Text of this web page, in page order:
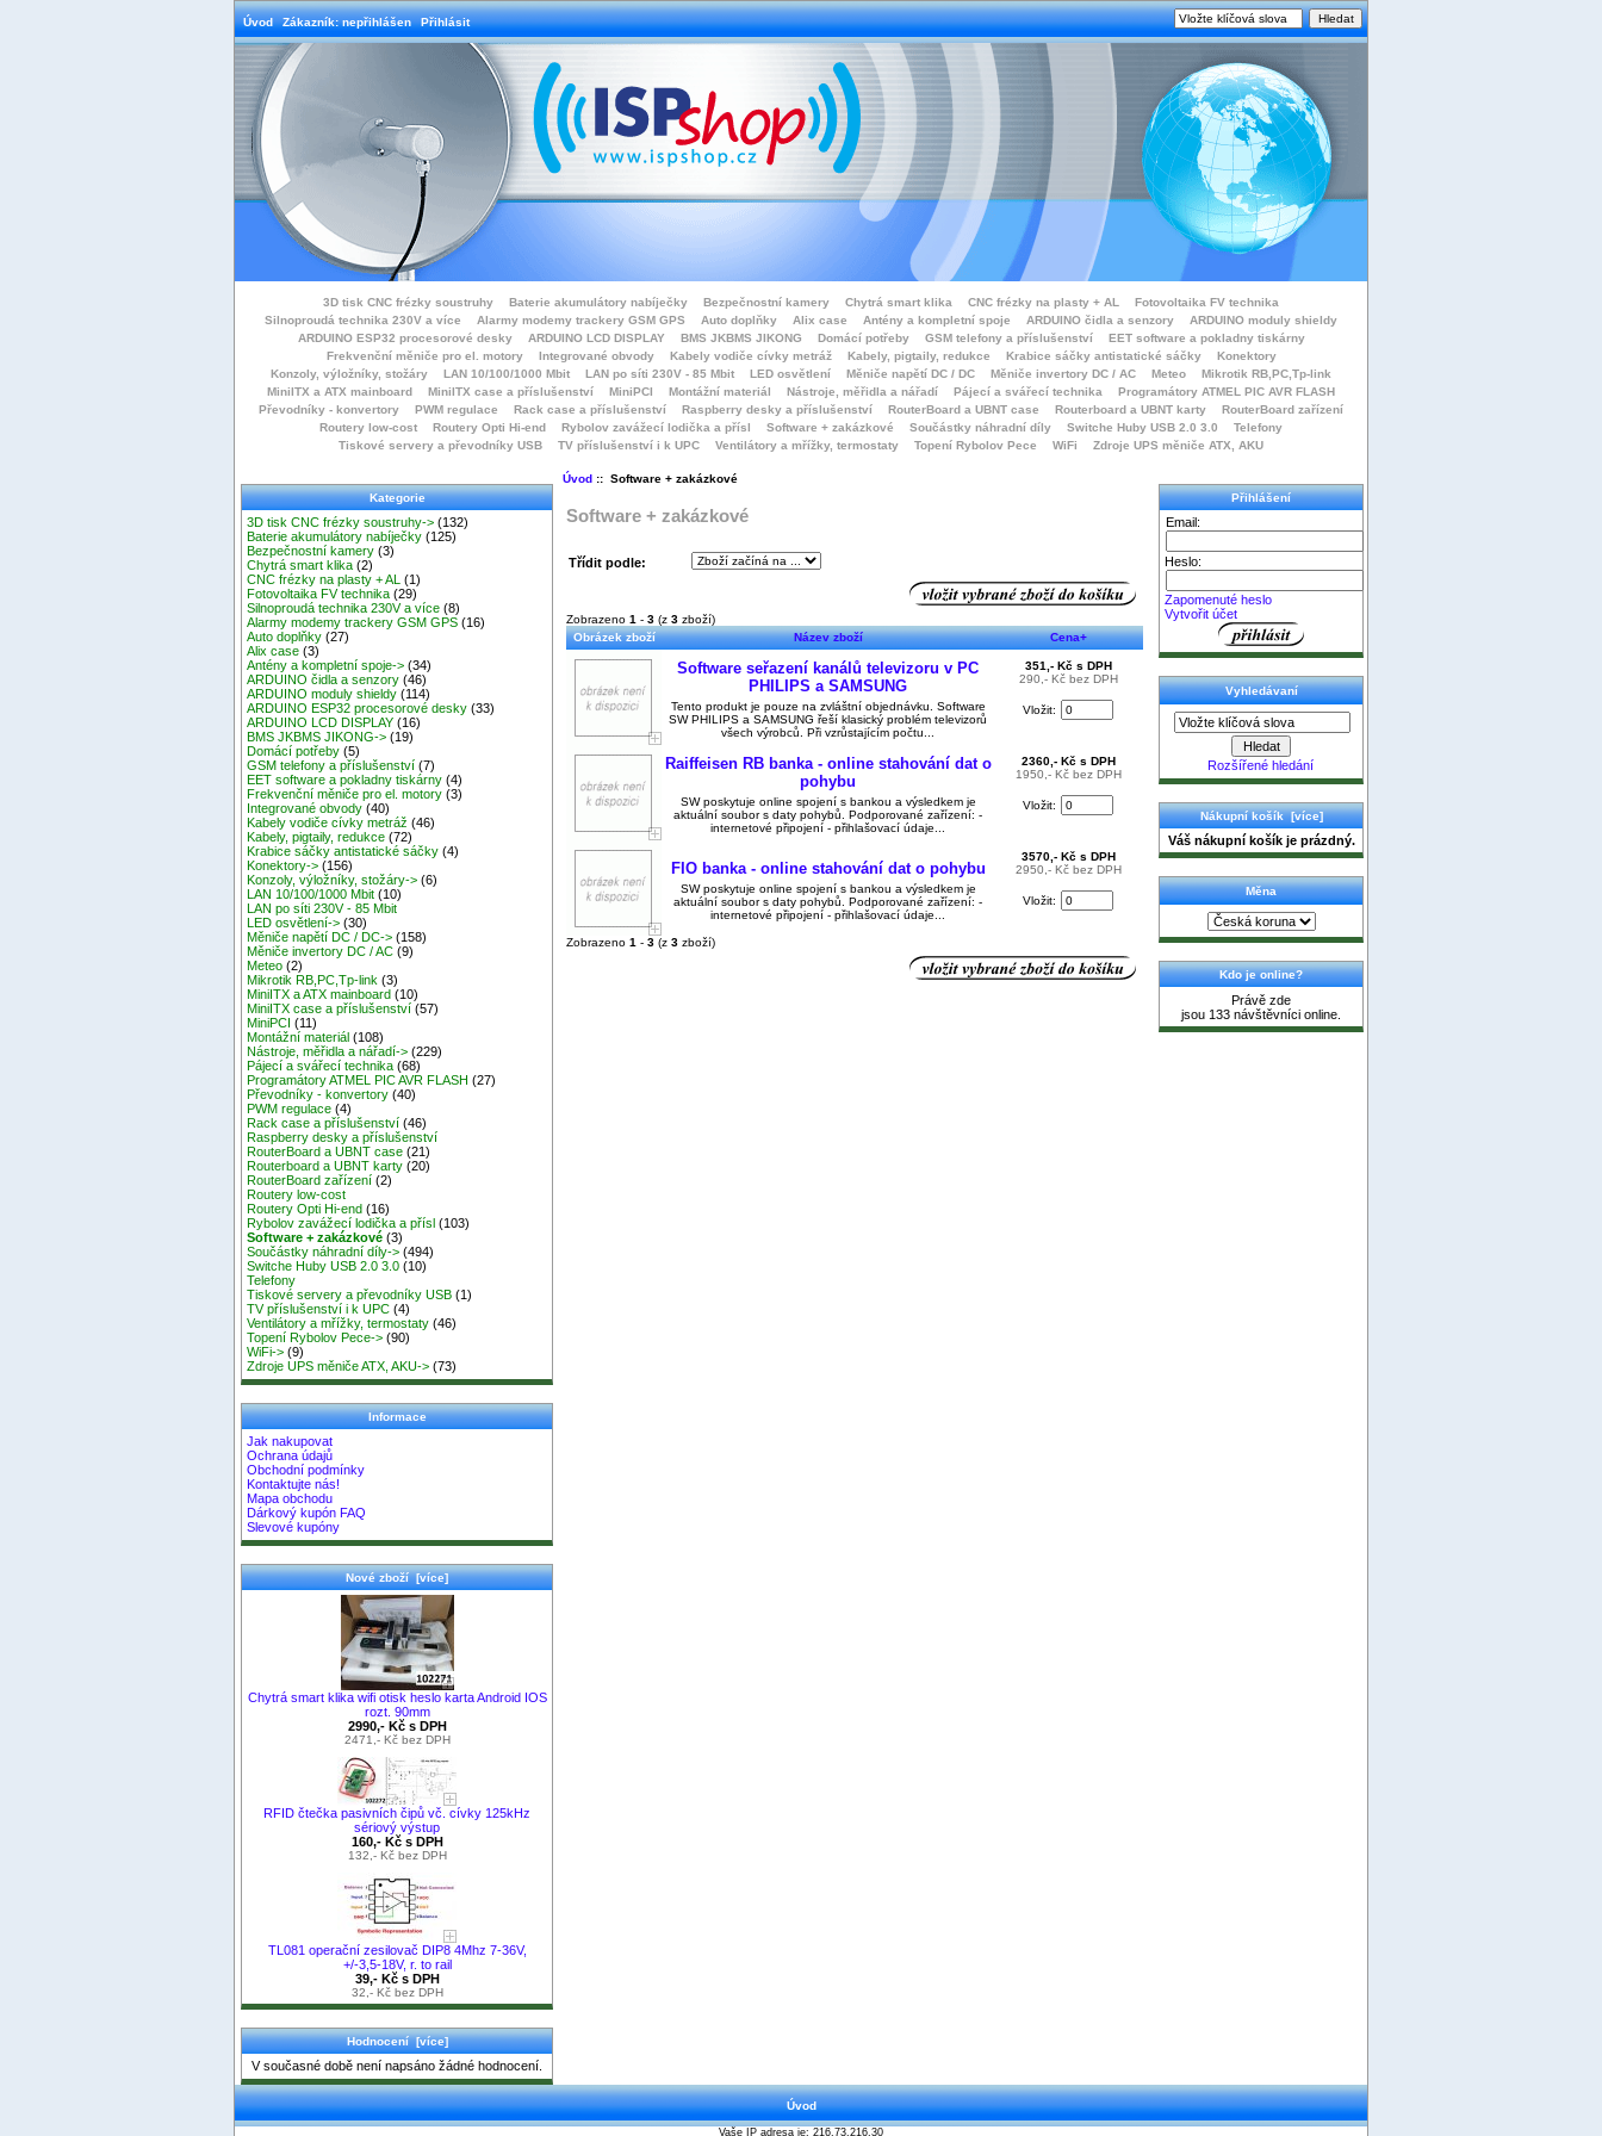
Úvod Zákazník: nepřihlášen Přihlásit
3D tisk CNC frézky soustruhy Baterie akumulátory nabíječky Bezpečnostní kamery Chytrá smart klika CNC frézky na plasty + AL
Fotovoltaika FV technika
Silnoproudá technika 230V a více
Alarmy modemy trackery GSM GPS Auto doplňky Alix case Antény a kompletní spoje ARDUINO čidla a senzory
ARDUINO moduly shieldy
ARDUINO ESP32 procesorové desky
ARDUINO LCD DISPLAY BMS JKBMS JIKONG Domácí potřeby GSM telefony a příslušenství
EET software a pokladny tiskárny
Frekvenční měniče pro el. motory
Integrované obvody Kabely vodiče cívky metráž Kabely, pigtaily, redukce Krabice sáčky antistatické sáčky
Konektory
Konzoly, výložníky, stožáry
LAN 10/100/1000 Mbit LAN po síti 230V - 85 Mbit LED osvětlení Měniče napětí DC / DC Měniče invertory DC / AC Meteo
Mikrotik RB,PC,Tp-link
MiniITX a ATX mainboard
MiniITX case a příslušenství MiniPCI Montážní materiál Nástroje, měřidla a nářadí Pájecí a svářecí technika
Programátory ATMEL PIC AVR FLASH
Převodníky - konvertory
PWM regulace Rack case a příslušenství Raspberry desky a příslušenství RouterBoard a UBNT case Routerboard a UBNT karty
RouterBoard zařízení
Routery low-cost
Routery Opti Hi-end Rybolov zavážecí lodička a přísl Software + zakázkové Součástky náhradní díly Switche Huby USB 2.0 3.0
Telefony
Tiskové servery a převodníky USB
TV příslušenství i k UPC Ventilátory a mřížky, termostaty Topení Rybolov Pece WiFi Zdroje UPS měniče ATX, AKU
Kategorie
3D tisk CNC frézky soustruhy-> (132)
Baterie akumulátory nabíječky (125)
Bezpečnostní kamery (3)
Chytrá smart klika (2)
CNC frézky na plasty + AL
(1)
Fotovoltaika FV technika (29)
Silnoproudá technika 230V a více (8)
Alarmy modemy trackery GSM GPS (16)
Auto doplňky (27)
Alix case (3)
Antény a kompletní spoje-> (34)
ARDUINO čidla a senzory (46)
ARDUINO moduly shieldy (114)
ARDUINO ESP32 procesorové desky (33)
ARDUINO LCD DISPLAY (16)
BMS JKBMS JIKONG-> (19)
Domácí potřeby (5)
GSM telefony a příslušenství (7)
EET software a pokladny tiskárny (4)
Frekvenční měniče pro el. motory (3)
Integrované obvody (40)
Kabely vodiče cívky metráž (46)
Kabely, pigtaily, redukce (72)
Krabice sáčky antistatické sáčky (4)
Konektory-> (156)
Konzoly, výložníky, stožáry-> (6)
LAN 10/100/1000 Mbit (10)
LAN po síti 230V - 85 Mbit
LED osvětlení-> (30)
Měniče napětí DC / DC-> (158)
Měniče invertory DC / AC (9)
Meteo (2)
Mikrotik RB,PC,Tp-link (3)
MiniITX a ATX mainboard (10)
MiniITX case a příslušenství (57)
MiniPCI (11)
Montážní materiál (108)
Nástroje, měřidla a nářadí-> (229)
Pájecí a svářecí technika (68)
Programátory ATMEL PIC AVR FLASH (27)
Převodníky - konvertory (40)
PWM regulace (4)
Rack case a příslušenství (46)
Raspberry desky a příslušenství
RouterBoard a UBNT case (21)
Routerboard a UBNT karty (20)
RouterBoard zařízení (2)
Routery low-cost
Routery Opti Hi-end (16)
Rybolov zavážecí lodička a přísl (103)
Software + zakázkové (3)
Součástky náhradní díly-> (494)
Switche Huby USB 2.0 3.0 (10)
Telefony
Tiskové servery a převodníky USB (1)
TV příslušenství i k UPC (4)
Ventilátory a mřížky, termostaty (46)
Topení Rybolov Pece-> (90)
WiFi-> (9)
Zdroje UPS měniče ATX, AKU-> (73)
Informace
Jak nakupovat
Ochrana údajů
Obchodní podmínky
Kontaktujte nás!
Mapa obchodu
Dárkový kupón FAQ
Slevové kupóny
Nové zboží [více]
Chytrá smart klika wifi otisk heslo karta Android IOS
rozt. 90mm
2990,- Kč s DPH
2471,- Kč bez DPH
RFID čtečka pasivních čipů vč. cívky 125kHz
sériový výstup
160,- Kč s DPH
132,- Kč bez DPH
TL081 operační zesilovač DIP8 4Mhz 7-36V,
+/-3,5-18V, r. to rail
39,- Kč s DPH
32,- Kč bez DPH
Hodnocení [více]
V současné době není napsáno žádné hodnocení.
Úvod:: Software + zakázkové
Software + zakázkové
Třídit podle:
Zobrazeno 1 - 3 (z 3 zboží)
Obrázek zboží
Název zboží Cena+
Software seřazení kanálů televizoru v PC
PHILIPS a SAMSUNG
Tento produkt je pouze na zvláštní objednávku. Software
SW PHILIPS a SAMSUNG řeší klasický problém televizorů
všech výrobců. Při vzrůstajícím počtu...
351,- Kč s DPH
290,- Kč bez DPH
Vložit:
Raiffeisen RB banka - online stahování dat o
pohybu
SW poskytuje online spojení s bankou a výsledkem je
aktuální soubor s daty pohybů. Podporované zařízení: -
internetové připojení - přihlašovací údaje...
2360,- Kč s DPH
1950,- Kč bez DPH
Vložit:
FIO banka - online stahování dat o pohybu
SW poskytuje online spojení s bankou a výsledkem je
aktuální soubor s daty pohybů. Podporované zařízení: -
internetové připojení - přihlašovací údaje...
3570,- Kč s DPH
2950,- Kč bez DPH
Vložit:
Zobrazeno 1 - 3 (z 3 zboží)
Přihlášení
Email:
Heslo:
Zapomenuté heslo
Vytvořit účet
Vyhledávaní
Rozšířené hledání
Nákupní košík [více]
Váš nákupní košík je prázdný.
Měna
Kdo je online?
Právě zde
jsou 133 návštěvníci online.
Úvod
Vaše IP adresa je: 216.73.216.30